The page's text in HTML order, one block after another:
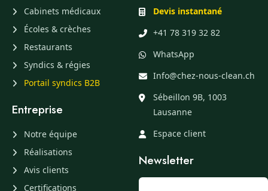
Cabinets médicaux
Écoles & crèches
Restaurants
Syndics & régies
Portail syndics B2B
Entreprise
Notre équipe
Réalisations
Avis clients
Certifications
Devis instantané
+41 78 319 32 82
WhatsApp
Info@chez-nous-clean.ch
Sébeillon 9B, 1003
Lausanne
Espace client
Newsletter